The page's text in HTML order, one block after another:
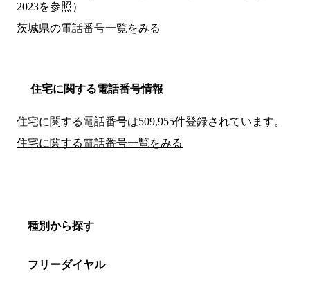
2023を参照）
茨城県の電話番号一覧をみる
住宅に関する電話番号情報
住宅に関する電話番号は509,955件登録されています。
住宅に関する電話番号一覧をみる
種別から探す
フリーダイヤル